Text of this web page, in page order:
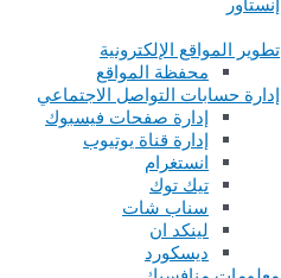
تطوير المواقع الإلكترونية
محفظة المواقع
إدارة حسابات التواصل الاجتماعي
إدارة صفحات فيسبوك
إدارة قناة يوتيوب
انستغرام
تيك توك
سناب شات
لينكد ان
ديسكورد